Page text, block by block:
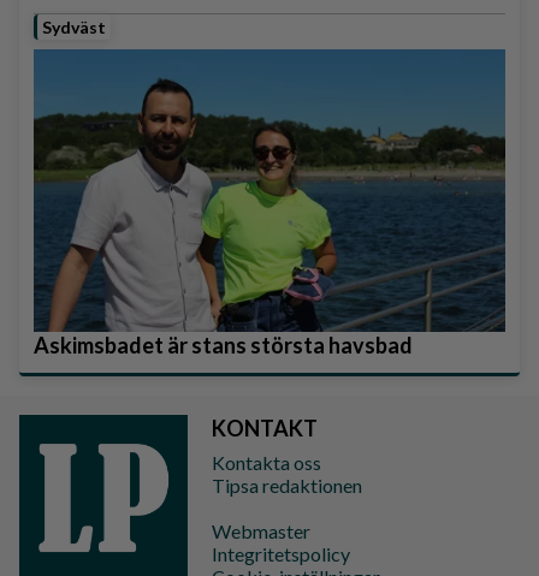
Sydväst
Askimsbadet är stans största havsbad
KONTAKT
Kontakta oss
Tipsa redaktionen
Webmaster
Integritetspolicy